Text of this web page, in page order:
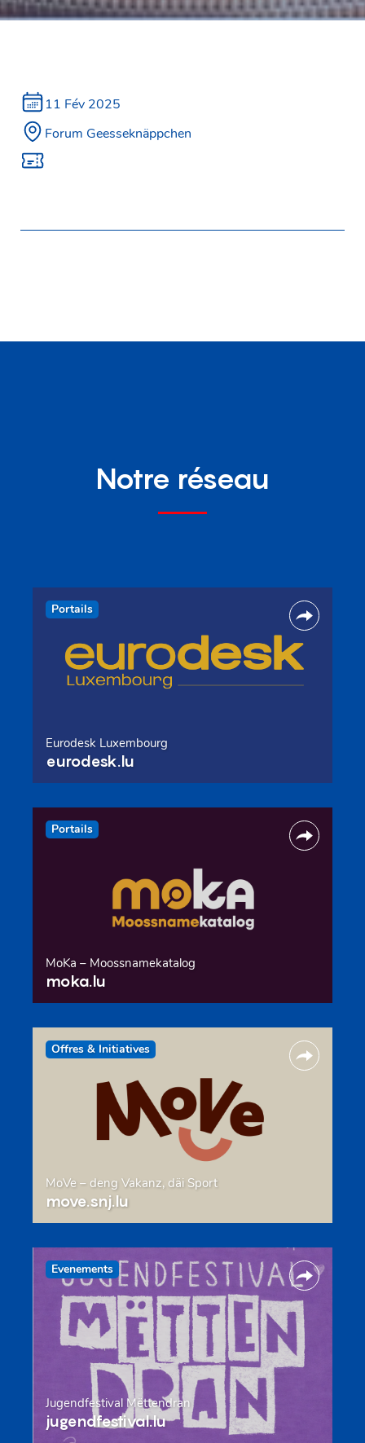
11 Fév 2025
Forum Geesseknäppchen
Notre réseau
Portails
Eurodesk Luxembourg
eurodesk.lu
Portails
MoKa – Moossnamekatalog
moka.lu
Offres & Initiatives
MoVe – deng Vakanz, däi Sport
move.snj.lu
Evenements
Jugendfestival Mëttendran
jugendfestival.lu